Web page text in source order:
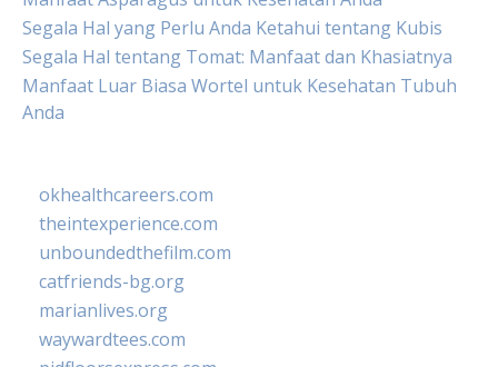
Segala Hal yang Perlu Anda Ketahui tentang Kubis
Segala Hal tentang Tomat: Manfaat dan Khasiatnya
Manfaat Luar Biasa Wortel untuk Kesehatan Tubuh
Anda
okhealthcareers.com
theintexperience.com
unboundedthefilm.com
catfriends-bg.org
marianlives.org
waywardtees.com